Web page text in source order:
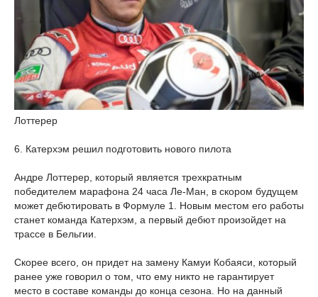
Лоттерер
6. Катерхэм решил подготовить нового пилота
Андре Лоттерер, который является трехкратным
победителем марафона 24 часа Ле-Ман, в скором будущем
может дебютировать в Формуле 1. Новым местом его работы
станет команда Катерхэм, а первый дебют произойдет на
трассе в Бельгии.
Скорее всего, он придет на замену Камуи Кобаяси, который
ранее уже говорил о том, что ему никто не гарантирует
место в составе команды до конца сезона. Но на данный